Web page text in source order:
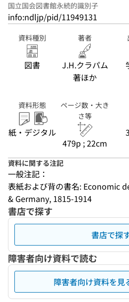
国立国会図書館永続的識別子
info:ndljp/pid/11949131
資料種別
図書
著者
J.H.クラパム
著ほか
資料形態
紙・デジタル
ページ数・大き
さ等
479p ; 22cm
資料に関する注記
一般注記：
表紙および背の書名: Economic
& Germany, 1815-1914
書店で探す
書店で探
障害者向け資料で読む
障害者向け資料を見